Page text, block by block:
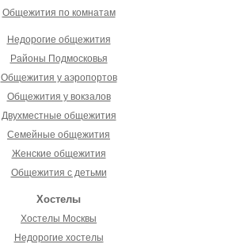
Общежития по комнатам
Недорогие общежития
Районы Подмосковья
Общежития у аэропортов
Общежития у вокзалов
Двухместные общежития
Семейные общежития
Женские общежития
Общежития с детьми
Хостелы
Хостелы Москвы
Недорогие хостелы